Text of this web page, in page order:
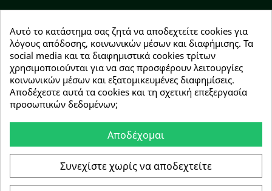
NEWSLETTER
Εγγραφείτε δωρεάν και θα είστε οι πρώτοι που θα
λάβετε τα νέα μας γύρω από προσφορές, εκπτώσεις
και νέα προϊόντα.
Συμφωνώ με τουςόρους χρήσης
Αυτό το κατάστημα σας ζητά να αποδεχτείτε cookies για
λόγους απόδοσης, κοινωνικών μέσων και διαφήμισης. Τα
social media και τα διαφημιστικά cookies τρίτων
χρησιμοποιούνται για να σας προσφέρουν λειτουργίες
κοινωνικών μέσων και εξατομικευμένες διαφημίσεις.
Αποδέχεστε αυτά τα cookies και τη σχετική επεξεργασία
προσωπικών δεδομένων;
Αποδέχομαι
Συνεχίστε χωρίς να αποδεχτείτε